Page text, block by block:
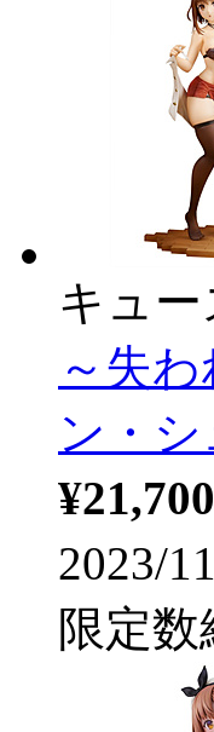
キュー
～失
ン・
¥21,700
2023/
限定数